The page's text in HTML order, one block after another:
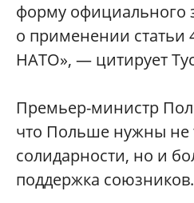
форму официального
о применении статьи
НАТО», — цитирует
Премьер-министр
что Польше нужны не
солидарности, но и
поддержка союзников.